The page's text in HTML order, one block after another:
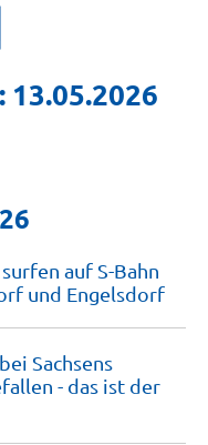
auf S-Bahn
und Engelsdorf
Sachsens
- das ist der